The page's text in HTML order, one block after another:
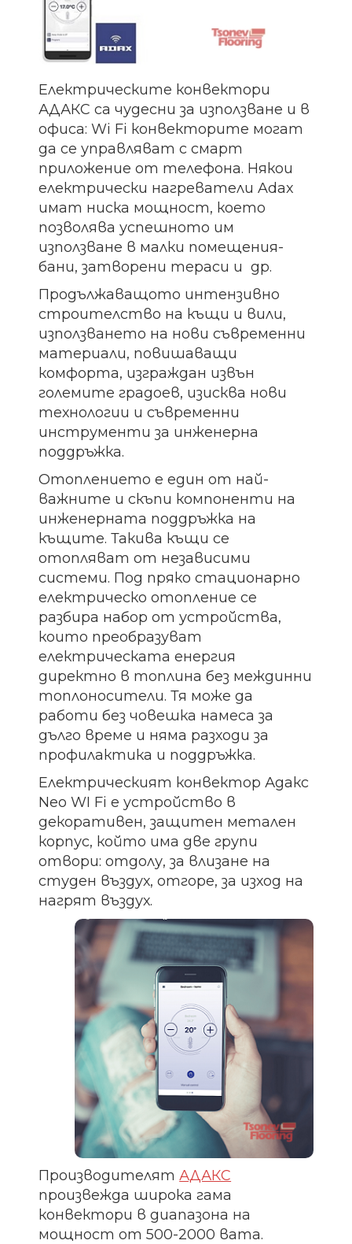
Електрическите конвектори
АДАКС са чудесни за използване и в
офиса: Wi Fi конвекторите могат
да се управляват с смарт
приложение от телефона. Някои
електрически нагреватели Adax
имат ниска мощност, което
позволява успешното им
използване в малки помещения-
бани, затворени тераси и др.
Продължаващото интензивно
строителство на къщи и вили,
използването на нови съвременни
материали, повишаващи
комфорта, изграждан извън
големите градоев, изисква нови
технологии и съвременни
инструменти за инженерна
поддръжка.
Отоплението е един от най-
важните и скъпи компоненти на
инженерната поддръжка на
къщите. Такива къщи се
отопляват от независими
системи. Под пряко стационарно
електрическо отопление се
разбира набор от устройства,
които преобразуват
електрическата енергия
директно в топлина без междинни
топлоносители. Тя може да
работи без човешка намеса за
дълго време и няма разходи за
профилактика и поддръжка.
Електрическият конвектор Адакс
Neo WI Fi е устройство в
декоративен, защитен метален
корпус, който има две групи
отвори: отдолу, за влизане на
студен въздух, отгоре, за изход на
нагрят въздух.
ПроизводителятАДАКС
произвежда широка гама
конвектори в диапазона на
мощност от 500-2000 вата.